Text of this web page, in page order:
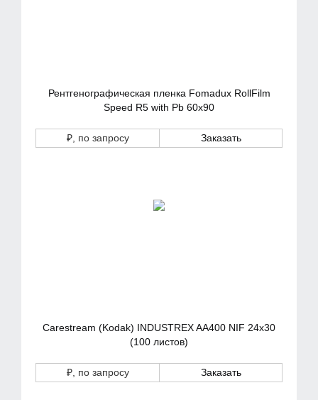
Рентгенографическая пленка Fomadux RollFilm
Speed R5 with Pb 60х90
₽, по запросу Заказать
Carestream (Kodak) INDUSTREX AA400 NIF 24x30
(100 листов)
₽, по запросу Заказать